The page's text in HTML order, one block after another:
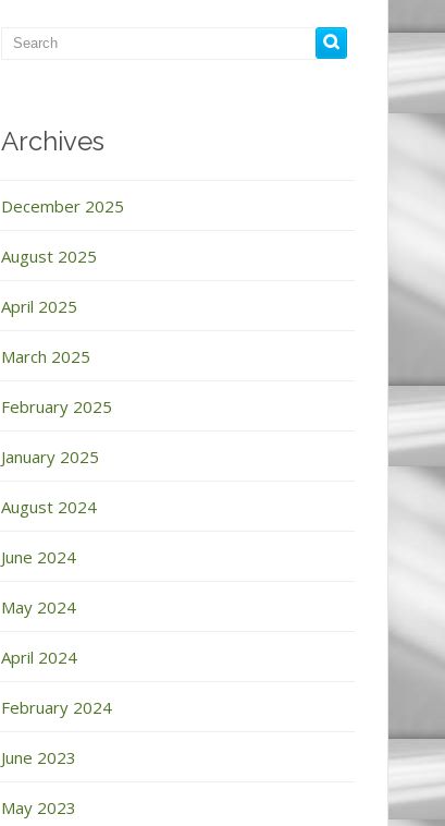
Archives
December 2025
August 2025
April 2025
March 2025
February 2025
January 2025
August 2024
June 2024
May 2024
April 2024
February 2024
June 2023
May 2023